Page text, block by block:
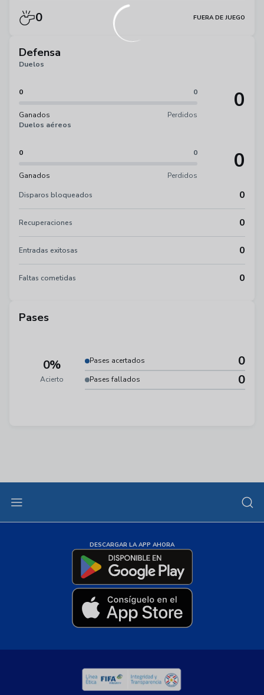
0 FUERA DE JUEGO
Defensa
Duelos
0 0
Ganados Perdidos
0
Duelos aéreos
0 0
Ganados Perdidos
0
Disparos bloqueados 0
Recuperaciones 0
Entradas exitosas 0
Faltas cometidas 0
Pases
0%
Acierto
Pases acertados 0
Pases fallados 0
DESCARGAR LA APP AHORA